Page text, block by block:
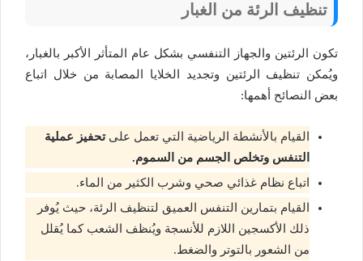
تنظيف الرئة من الغبار
تكون الرئتين والجهاز التنفسي بشكل عام المتأثر الأكبر بالغبار،
ويُمكن تنظيف الرئتين وتجديد الخلايا المصابة من خلال اتباع
بعض النصائح أهمها:
القيام بالأنشطة الرياضية التي تعمل علىتحفيز عملية
التنفس وتخلص الجسم من السموم.
اتباع نظام غذائي صحي وشرب الكثير من الماء.
القيام بتمارين التنفس العميق لتنظيف الرئة، حيث يُوفر
ذلك الأكسجين اللازم للأنسجة ويُنظف الشعب كما يُقلل
من الشعور بالتوتر والضغط.